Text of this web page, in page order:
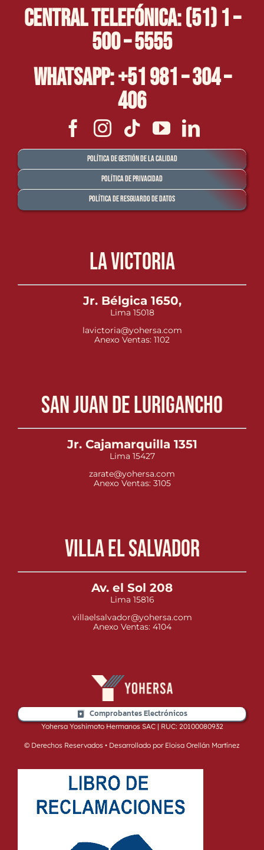
Central Telefónica: (51) 1 –
500 – 5555
Whatsapp: +51 981 – 304 –
406
Política de Gestión de la Calidad
Política de Privacidad
Política de Resguardo de Datos
La Victoria
Jr. Bélgica 1650,
Lima 15018
lavictoria@yohersa.com
Anexo Ventas: 1102
San Juan de Lurigancho
Jr. Cajamarquilla 1351
Lima 15427
zarate@yohersa.com
Anexo Ventas: 3105
Villa el Salvador
Av. el Sol 208
Lima 15816
villaelsalvador@yohersa.com
Anexo Ventas: 4104
Comprobantes Electrónicos
Yohersa Yoshimoto Hermanos SAC | RUC: 20100080932
© Derechos Reservados • Desarrollado por Eloisa Orellán Martínez